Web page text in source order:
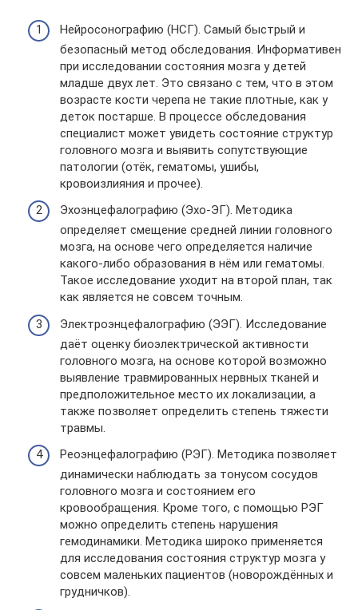
Нейросонографию (НСГ). Самый быстрый и
безопасный метод обследования. Информативен
при исследовании состояния мозга у детей
младше двух лет. Это связано с тем, что в этом
возрасте кости черепа не такие плотные, как у
деток постарше. В процессе обследования
специалист может увидеть состояние структур
головного мозга и выявить сопутствующие
патологии (отёк, гематомы, ушибы,
кровоизлияния и прочее).
Эхоэнцефалографию (Эхо-ЭГ). Методика
определяет смещение средней линии головного
мозга, на основе чего определяется наличие
какого-либо образования в нём или гематомы.
Такое исследование уходит на второй план, так
как является не совсем точным.
Электроэнцефалографию (ЭЭГ). Исследование
даёт оценку биоэлектрической активности
головного мозга, на основе которой возможно
выявление травмированных нервных тканей и
предположительное место их локализации, а
также позволяет определить степень тяжести
травмы.
Реоэнцефалографию (РЭГ). Методика позволяет
динамически наблюдать за тонусом сосудов
головного мозга и состоянием его
кровообращения. Кроме того, с помощью РЭГ
можно определить степень нарушения
гемодинамики. Методика широко применяется
для исследования состояния структур мозга у
совсем маленьких пациентов (новорождённых и
грудничков).